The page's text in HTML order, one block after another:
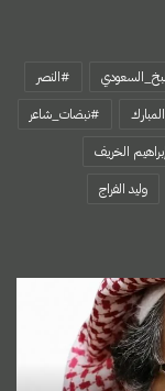
#النصر
#نبضات_شاعر
الخريف
وليد الفراج